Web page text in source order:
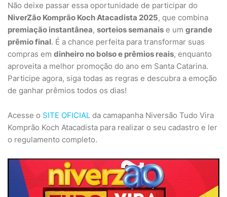
Não deixe passar essa oportunidade de participar do
NiverZão Komprão Koch Atacadista 2025, que combina
premiação instantânea, sorteios semanais e um grande
prêmio final. É a chance perfeita para transformar suas
compras em dinheiro no bolso e prêmios reais, enquanto
aproveita a melhor promoção do ano em Santa Catarina.
Participe agora, siga todas as regras e descubra a emoção
de ganhar prêmios todos os dias!
Acesse o SITE OFICIAL da camapanha Niversão Tudo Vira
Komprão Koch Atacadista para realizar o seu cadastro e ler
o regulamento completo.